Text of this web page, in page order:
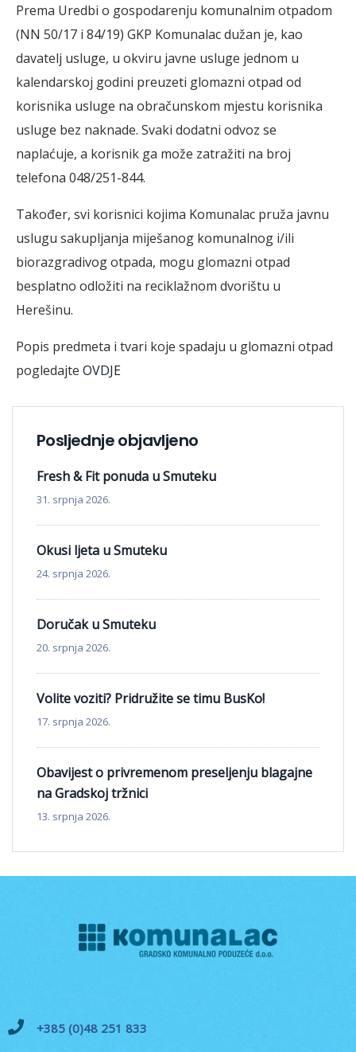
Prema Uredbi o gospodarenju komunalnim otpadom
(NN 50/17 i 84/19) GKP Komunalac dužan je, kao
davatelj usluge, u okviru javne usluge jednom u
kalendarskoj godini preuzeti glomazni otpad od
korisnika usluge na obračunskom mjestu korisnika
usluge bez naknade. Svaki dodatni odvoz se
naplaćuje, a korisnik ga može zatražiti na broj
telefona 048/251-844.
Također, svi korisnici kojima Komunalac pruža javnu
uslugu sakupljanja miješanog komunalnog i/ili
biorazgradivog otpada, mogu glomazni otpad
besplatno odložiti na reciklažnom dvorištu u
Herešinu.
Popis predmeta i tvari koje spadaju u glomazni otpad
pogledajte OVDJE
Posljednje objavljeno
Fresh & Fit ponuda u Smuteku
31. srpnja 2026.
Okusi ljeta u Smuteku
24. srpnja 2026.
Doručak u Smuteku
20. srpnja 2026.
Volite voziti? Pridružite se timu BusKo!
17. srpnja 2026.
Obavijest o privremenom preseljenju blagajne
na Gradskoj tržnici
13. srpnja 2026.
+385 (0)48 251 833